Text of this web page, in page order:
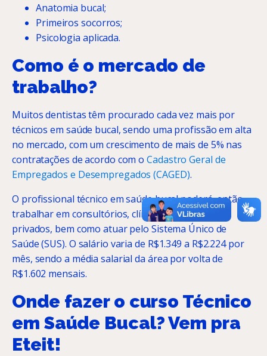
Anatomia bucal;
Primeiros socorros;
Psicologia aplicada.
Como é o mercado de
trabalho?
Muitos dentistas têm procurado cada vez mais por
técnicos em saúde bucal, sendo uma profissão em alta
no mercado, com um crescimento de mais de 5% nas
contratações de acordo com oCadastro Geral de
Empregados e Desempregados (CAGED).
O profissional técnico em saúde bucal poderá, então,
trabalhar em consultórios, clínicas e hospitais
privados, bem como atuar pelo Sistema Único de
Saúde (SUS). O salário varia de R$1.349 a R$2.224 por
mês, sendo a média salarial da área por volta de
R$1.602 mensais.
Onde fazer o curso Técnico
em Saúde Bucal? Vem pra
Eteit!